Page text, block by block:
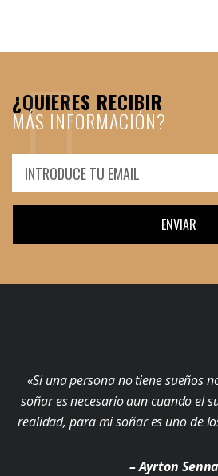
¿QUIERES RECIBIR
MÁS INFORMACIÓN?
ENVIAR
«Si una persona no tiene sueños
soñar es necesario aun cuando el
realidad, para mi soñar es uno de
– Ayrton